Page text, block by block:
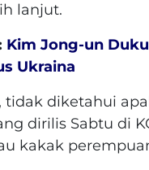
lanjut.
Kim Jong-un
Ukraina
tidak diketahui
dirilis Sabtu di
kakak